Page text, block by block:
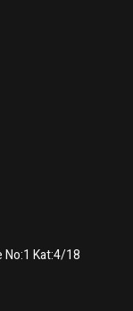
No:1 Kat:4/18